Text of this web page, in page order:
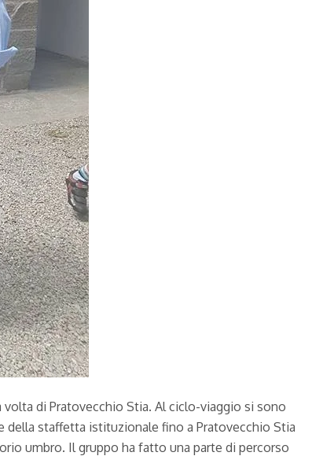
di Pratovecchio Stia. Al ciclo-viaggio si sono
della staffetta istituzionale fino a Pratovecchio Stia
umbro. Il gruppo ha fatto una parte di percorso